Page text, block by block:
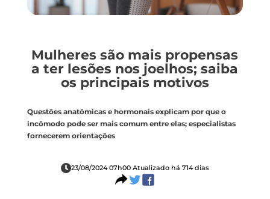
Mulheres são mais propensas
a ter lesões nos joelhos; saiba
os principais motivos
Questões anatômicas e hormonais explicam por que o
incômodo pode ser mais comum entre elas; especialistas
fornecerem orientações
23/08/2024 07h00 Atualizado há 714 dias